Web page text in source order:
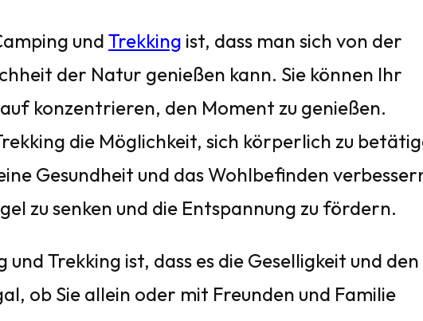
undTrekking ist, dass man sich von der
der Natur genießen kann. Sie können Ihr
konzentrieren, den Moment zu genießen.
die Möglichkeit, sich körperlich zu
Gesundheit und das Wohlbefinden
zu senken und die Entspannung zu fördern.
Trekking ist, dass es die Geselligkeit und den
ob Sie allein oder mit Freunden und Familie